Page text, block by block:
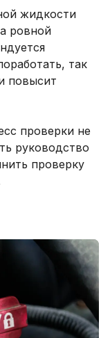
жидкости
ровной
так
повысит
проверки не
руководство
проверку